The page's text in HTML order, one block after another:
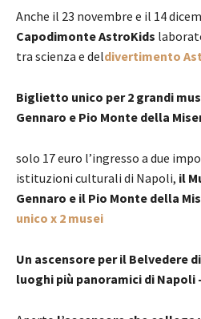
Anche il 23 novembre e il 14
CapodimonteAstroKids
tra scienza e deldivertimento
Biglietto unico per 2 grandi
Gennaro e Pio Monte della
solo 17 euro l’ingresso a due
istituzioni culturali di Napoli, il
Gennaro e il Pio Monte della
unico x 2 musei
Un ascensore per il Belvedere
luoghi più panoramici di Napoli